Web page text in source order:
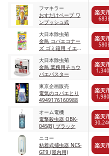
フマキラー
おすだけベープ ワ
ンプッシュ式
楽天
683
大日本除虫菊
金鳥 コバエコナー
ズ ゴミ箱用 イエロ
楽天
580
大日本除虫菊
金鳥 業務用チョウ
バエバスター
楽天
東京企画販売
電気のコバエとり
4949176160988
楽天
オーム電機
電撃殺虫器 OBK-
04S(B) ブラック
楽天
ニコー
粘着式捕虫器 NCS-
GT9 (屋内用)
楽天